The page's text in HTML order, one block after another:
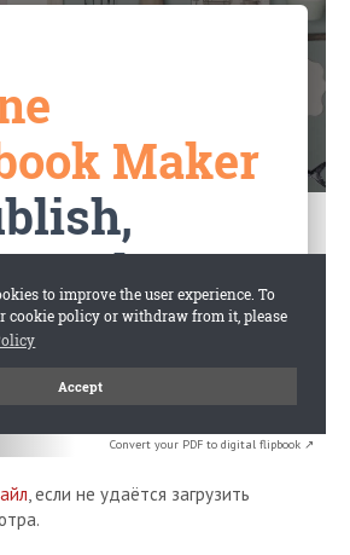
Convert your PDF to digital flipbook ↗
, если не удаётся загрузить